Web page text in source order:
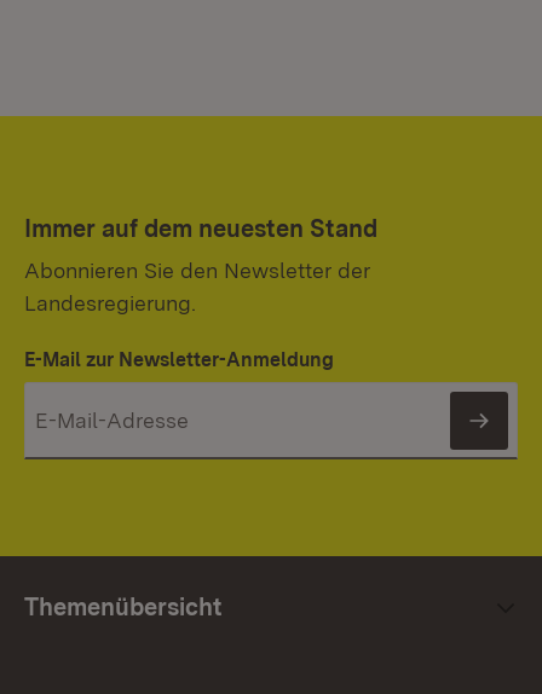
Immer auf dem neuesten Stand
Abonnieren Sie den Newsletter der
Landesregierung.
E-Mail zur Newsletter-Anmeldung
Themenübersicht